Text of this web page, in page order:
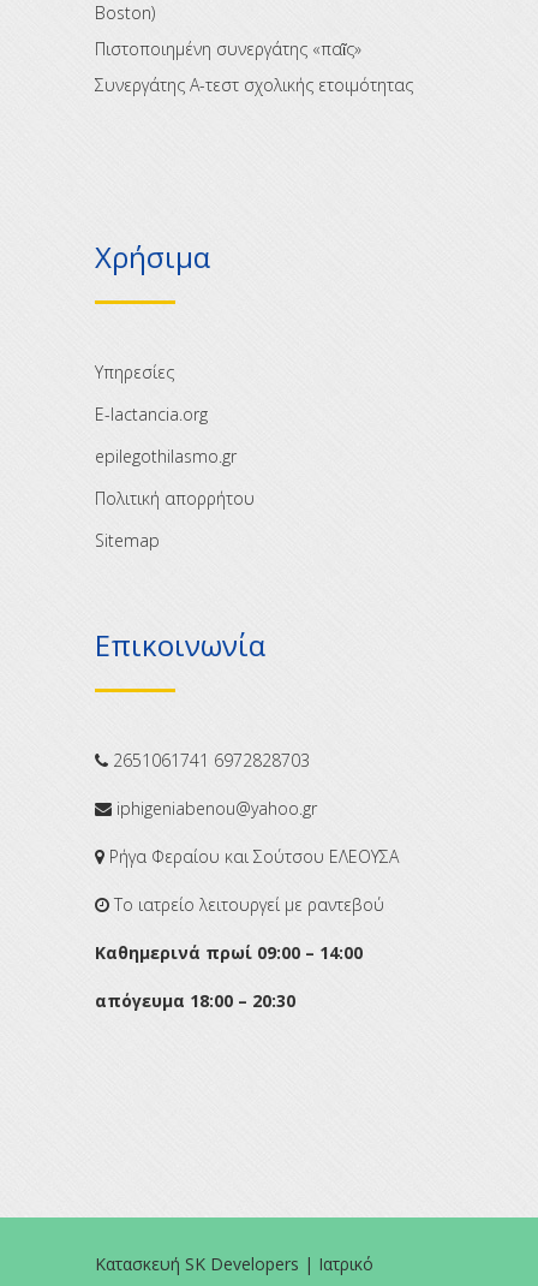
Boston)
Πιστοποιημένη συνεργάτης «παῖς»
Συνεργάτης Α-τεστ σχολικής ετοιμότητας
Χρήσιμα
Υπηρεσίες
E-lactancia.org
epilegothilasmo.gr
Πολιτική απορρήτου
Sitemap
Επικοινωνία
2651061741 6972828703
iphigeniabenou@yahoo.gr
Ρήγα Φεραίου και Σούτσου ΕΛΕΟΥΣΑ
To ιατρείο λειτουργεί με ραντεβού
Καθημερινά πρωί 09:00 – 14:00
απόγευμα 18:00 – 20:30
Κατασκευή SK Developers | Ιατρικό